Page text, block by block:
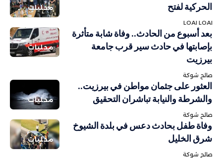
محليات
الحركية لفتح
LOAI LOAI
محليات
بعد أسبوع من الحادث.. وفاة شابة متأثرة
بإصابتها في حادث سير قرب جامعة
بيرزيت
صالح شوكة
محليات
العثور على جثمان مواطن في بيرزيت..
والشرطة والنيابة تباشران التحقيق
صالح شوكة
محليات
وفاة طفل بحادث دعس في بلدة الشيوخ
شرق الخليل
صالح شوكة